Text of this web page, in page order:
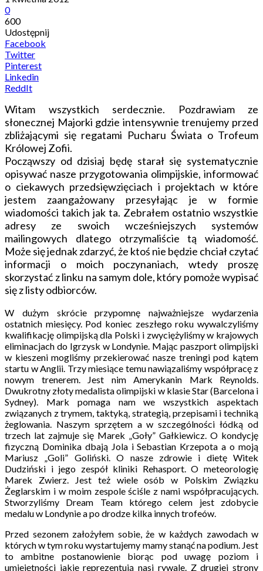
0
600
Udostępnij
Facebook
Twitter
Pinterest
Linkedin
ReddIt
Witam wszystkich serdecznie. Pozdrawiam ze
słonecznej Majorki gdzie intensywnie trenujemy przed
zbliżającymi się regatami Pucharu Świata o Trofeum
Królowej Zofii.
Począwszy od dzisiaj będę starał się systematycznie
opisywać nasze przygotowania olimpijskie, informować
o ciekawych przedsięwzięciach i projektach w które
jestem zaangażowany przesyłając je w formie
wiadomości takich jak ta. Zebrałem ostatnio wszystkie
adresy ze swoich wcześniejszych systemów
mailingowych dlatego otrzymaliście tą wiadomość.
Może się jednak zdarzyć, że ktoś nie będzie chciał czytać
informacji o moich poczynaniach, wtedy proszę
skorzystać z linku na samym dole, który pomoże wypisać
się z listy odbiorców.
W dużym skrócie przypomnę najważniejsze wydarzenia
ostatnich miesięcy. Pod koniec zeszłego roku wywalczyliśmy
kwalifikację olimpijską dla Polski i zwyciężyliśmy w krajowych
eliminacjach do Igrzysk w Londynie. Mając paszport olimpijski
w kieszeni mogliśmy przekierować nasze treningi pod kątem
startu w Anglii. Trzy miesiące temu nawiązaliśmy współpracę z
nowym trenerem. Jest nim Amerykanin Mark Reynolds.
Dwukrotny złoty medalista olimpijski w klasie Star (Barcelona i
Sydney). Mark pomaga nam we wszystkich aspektach
związanych z trymem, taktyką, strategią, przepisami i techniką
żeglowania. Naszym sprzętem a w szczególności łódką od
trzech lat zajmuje się Marek „Goły” Gałkiewicz. O kondycję
fizyczną Dominika dbają Jola i Sebastian Krzepota a o moją
Mariusz „Goli” Goliński. O nasze zdrowie i dietę Witek
Dudziński i jego zespół kliniki Rehasport. O meteorologię
Marek Zwierz. Jest też wiele osób w Polskim Związku
Żeglarskim i w moim zespole ściśle z nami współpracujących.
Stworzyliśmy Dream Team którego celem jest zdobycie
medalu w Londynie a po drodze kilka innych trofeów.
Przed sezonem założyłem sobie, że w każdych zawodach w
których w tym roku wystartujemy mamy stanąć na podium. Jest
to ambitne postanowienie biorąc pod uwagę poziom i
umiejętności jakie reprezentują nasi rywale. Z drugiej strony